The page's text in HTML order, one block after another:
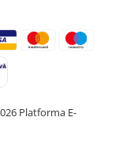
Platforma E-